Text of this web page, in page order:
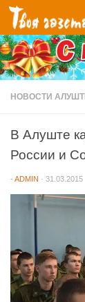
Перейти к
НОВОСТИ
В Алуште
России и
- ADMIN · 31.03.2015